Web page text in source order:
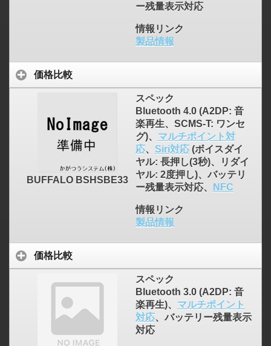
ー残量表示対応
情報リンク
製品情報
価格比較
BUFFALO BSHSBE33
スペック
Bluetooth 4.0 (A2DP: 音
楽再生、SCMS-T: ワンセ
グ)、 マルチポイント対
応、 Siri対応(ボイスダイ
ヤル: 長押し(3秒)、リダイ
ヤル: 2度押し)、バッテリ
ー残量表示対応、
NFC
情報リンク
製品情報
価格比較
スペック
Bluetooth 3.0 (A2DP: 音
楽再生)、 マルチポイント
対応、バッテリー残量表示
対応